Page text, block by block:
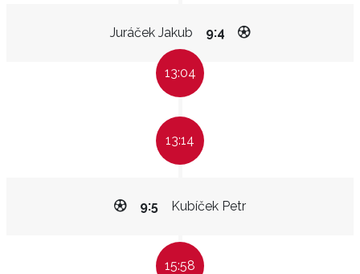
Juráček Jakub 9:4
13:04
13:14
Kubíček Petr
9:5
15:58